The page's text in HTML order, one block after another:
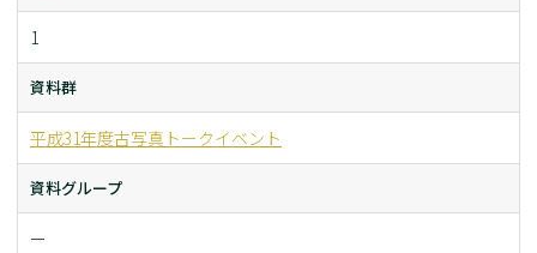
1
資料群
平成31年度古写真トークイベント
資料グループ
ー